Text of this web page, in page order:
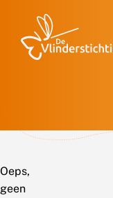
Oeps,
geen